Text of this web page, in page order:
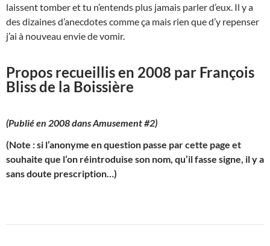
laissent tomber et tu n’entends plus jamais parler d’eux. Il y a
des dizaines d’anecdotes comme ça mais rien que d’y repenser
j’ai à nouveau envie de vomir.
Propos recueillis en 2008 par François
Bliss de la Boissière
(Publié en 2008 dans Amusement #2)
(Note : si l’anonyme en question passe par cette page et
souhaite que l’on réintroduise son nom, qu’il fasse signe, il y a
sans doute prescription…)